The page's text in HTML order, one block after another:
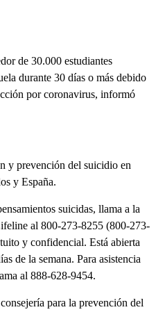
de 30.000 estudiantes
durante 30 días o más debido
por coronavirus, informó
y prevención del suicidio en
y España.
suicidas, llama a la
al 800-273-8255 (800-273-
y confidencial. Está abierta
de la semana. Para asistencia
al 888-628-9454.
para la prevención del